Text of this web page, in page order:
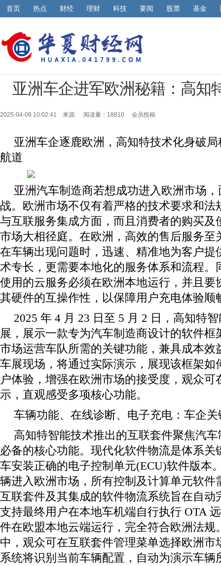
首页 热点 财经 理财 科技 要闻 股票 基金
亚洲车企进军欧洲秘籍：高知
2025-04-08 10:02:41 来源: 阅读量：18810 会员投稿
亚洲车企逐鹿欧洲，高知特技术化身破
航道
亚洲汽车制造商若想成功进入欧洲市场
战。欧洲市场不仅有着严格的技术要求和法
与互联服务集成方面，而且消费者的购买及
市场大相径庭。在欧洲，高效的售后服务至
在车辆出现问题时，迅速、精准地为客户提
术专长，更需要本地化的服务体系和流程。
使用的云服务必须在欧洲本地运行，并且要
其硬件的互操作性，以保障用户充电体验顺
2025 年 4 月 23 日至 5 月 2 日，高知特
展，展示一款专为汽车制造商设计的软件框
市场运营车队所需的关键功能，兼具成本效
车展现场，将通过实际演示，展现该框架如
户体验，增强在欧洲市场的接受度，观众可
示，直观感受多项核心功能。
车辆功能、在线诊断、电子充电：车企关
高知特智能技术推出的互联套件聚焦汽
必备的核心功能。现代化软件物流是体系关
车安装正确的电子控制单元(ECU)软件版本
辆进入欧洲市场，所有控制及计算单元软件
互联套件及其集成的软件物流系统旨在自动
支持最终用户在本地车机端自行执行 OTA
件在欧盟本地云端运行，完全符合欧洲法规
中，观众可在互联套件管理菜单选择欧洲市
系统将识别当前车辆配置，自动为演示车辆